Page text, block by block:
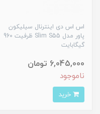
اس اس دی اینترنال سیلیکون
پاور مدل Slim S55 ظرفیت 960
گیگابایت
6,045,000 تومان
ناموجود